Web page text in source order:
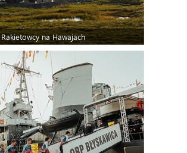
Rakietowcy na Hawajach